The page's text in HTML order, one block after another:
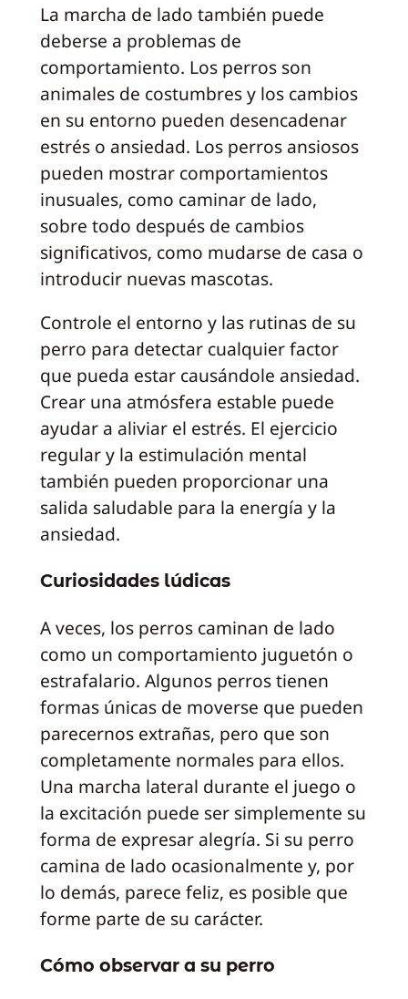
La marcha de lado también puede
deberse a problemas de
comportamiento. Los perros son
animales de costumbres y los cambios
en su entorno pueden desencadenar
estrés o ansiedad. Los perros ansiosos
pueden mostrar comportamientos
inusuales, como caminar de lado,
sobre todo después de cambios
significativos, como mudarse de casa o
introducir nuevas mascotas.
Controle el entorno y las rutinas de su
perro para detectar cualquier factor
que pueda estar causándole ansiedad.
Crear una atmósfera estable puede
ayudar a aliviar el estrés. El ejercicio
regular y la estimulación mental
también pueden proporcionar una
salida saludable para la energía y la
ansiedad.
Curiosidades lúdicas
A veces, los perros caminan de lado
como un comportamiento juguetón o
estrafalario. Algunos perros tienen
formas únicas de moverse que pueden
parecernos extrañas, pero que son
completamente normales para ellos.
Una marcha lateral durante el juego o
la excitación puede ser simplemente su
forma de expresar alegría. Si su perro
camina de lado ocasionalmente y, por
lo demás, parece feliz, es posible que
forme parte de su carácter.
Cómo observar a su perro